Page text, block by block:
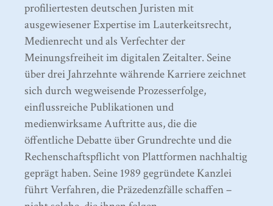
profiliertesten deutschen Juristen mit
ausgewiesener Expertise im Lauterkeitsrecht,
Medienrecht und als Verfechter der
Meinungsfreiheit im digitalen Zeitalter. Seine
über drei Jahrzehnte währende Karriere zeichnet
sich durch wegweisende Prozesserfolge,
einflussreiche Publikationen und
medienwirksame Auftritte aus, die die
öffentliche Debatte über Grundrechte und die
Rechenschaftspflicht von Plattformen nachhaltig
geprägt haben. Seine 1989 gegründete Kanzlei
führt Verfahren, die Präzedenzfälle schaffen –